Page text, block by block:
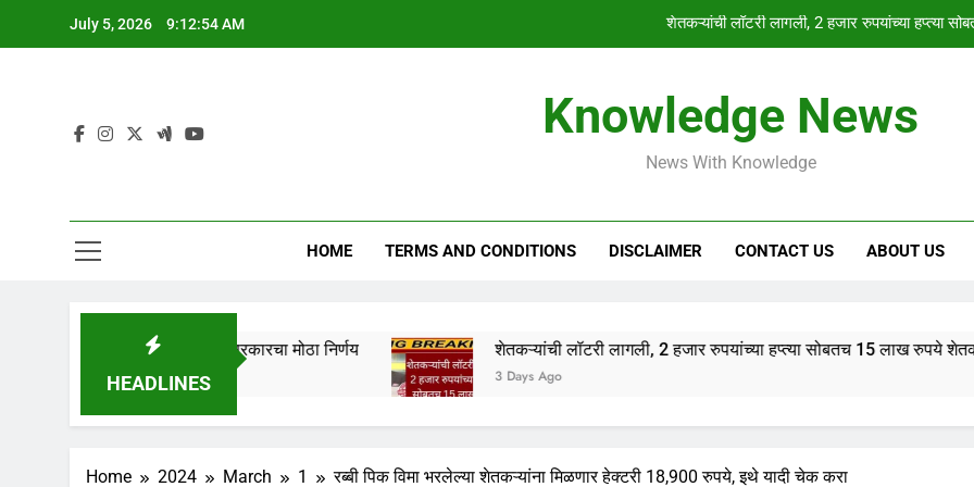
July 5, 2026 9:12:55 AM शेतकऱ्यांची लॉटरी लागली, 2 हजार रुपयांच्या हप्त्या
HSC & SSC Result: 10 वी 12 वी चा निकाल
Knowledge News
News With Knowledge
HOME TERMS AND CONDITIONS DISCLAIMER CONTACT US ABOUT US
HEADLINES
मिळणार ₹5500 ! सरकारचा मोठा निर्णय शेतकऱ्यांची लॉटरी लागली, 2 हजार रुपयांच्या हप्त्या सोबतच 15 लाख रुपये शेतकऱ्याच्या खात्यात
3 Days Ago
Home 2024 March 1 रब्बी पिक विमा भरलेल्या शेतकऱ्यांना मिळणार हेक्टरी 18,900 रुपये, इथे यादी चेक करा